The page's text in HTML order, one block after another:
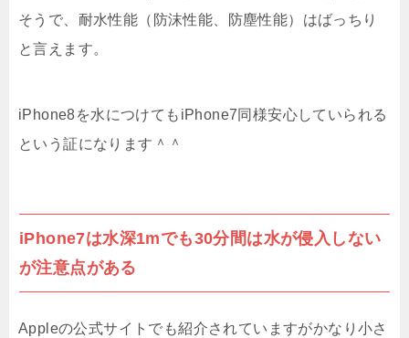
そうで、耐水性能（防沫性能、防塵性能）はばっちり
と言えます。
iPhone8を水につけてもiPhone7同様安心していられる
という証になります＾＾
iPhone7は水深1mでも30分間は水が侵入しない
が注意点がある
Appleの公式サイトでも紹介されていますがかなり小さ